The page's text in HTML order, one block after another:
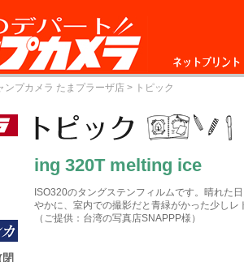
ネットプリント
ンプカメラ たまプラーザ店 > トピック
ing 320T melting ice
ISO320のタングステンフィルムです。晴れた
やかに、室内での撮影だと青緑がかった少し
（ご提供：台湾の写真店SNAPPP様）